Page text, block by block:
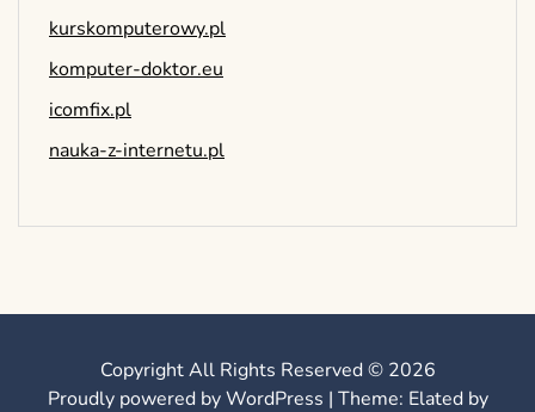
kurskomputerowy.pl
komputer-doktor.eu
icomfix.pl
nauka-z-internetu.pl
Copyright All Rights Reserved © 2026
Proudly powered by WordPress | Theme: Elated by